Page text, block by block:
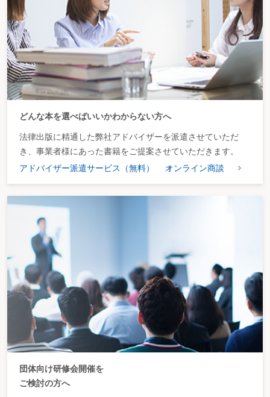
どんな本を選べばいいかわからない方へ
法律出版に精通した弊社アドバイザーを派遣させていただ
き、事業者様にあった書籍をご提案させていただきます。
アドバイザー派遣サービス（無料）
オンライン商談
団体向け研修会開催を
ご検討の方へ